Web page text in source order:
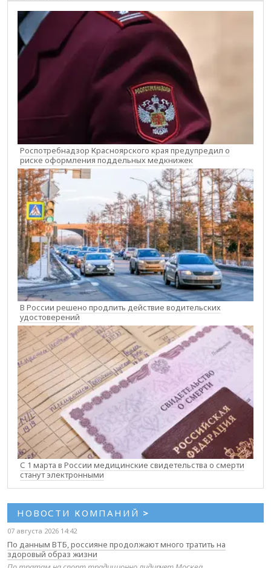
Роспотребнадзор Красноярского края предупредил о
риске оформления поддельных медкнижек
В России решено продлить действие водительских
удостоверений
С 1 марта в России медицинские свидетельства о смерти
станут электронными
НОВОСТИ КОМПАНИЙ >
07 августа 2026 14:42
По данным ВТБ, россияне продолжают много тратить на
здоровый образ жизни